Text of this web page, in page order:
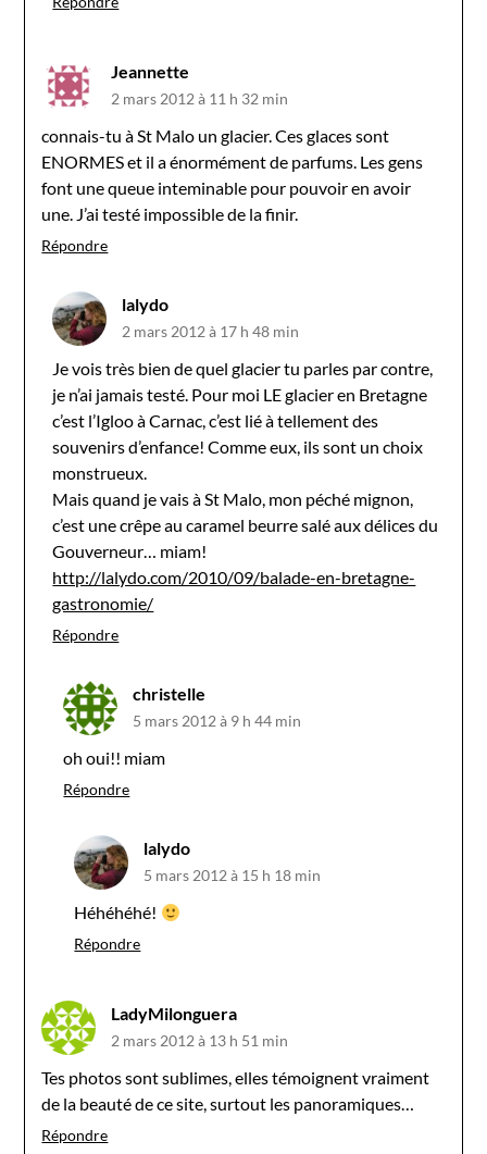
Jeannette
2 mars 2012 à 11 h 32 min
connais-tu à St Malo un glacier. Ces glaces sont
ENORMES et il a énormément de parfums. Les gens
font une queue inteminable pour pouvoir en avoir
une. J’ai testé impossible de la finir.
Répondre
lalydo
2 mars 2012 à 17 h 48 min
Je vois très bien de quel glacier tu parles par contre,
je n’ai jamais testé. Pour moi LE glacier en Bretagne
c’est l’Igloo à Carnac, c’est lié à tellement des
souvenirs d’enfance! Comme eux, ils sont un choix
monstrueux.
Mais quand je vais à St Malo, mon péché mignon,
c’est une crêpe au caramel beurre salé aux délices du
Gouverneur… miam!
http://lalydo.com/2010/09/balade-en-bretagne-
gastronomie/
Répondre
christelle
5 mars 2012 à 9 h 44 min
oh oui!! miam
Répondre
lalydo
5 mars 2012 à 15 h 18 min
Héhéhéhé!
Répondre
LadyMilonguera
2 mars 2012 à 13 h 51 min
Tes photos sont sublimes, elles témoignent vraiment
de la beauté de ce site, surtout les panoramiques…
Répondre